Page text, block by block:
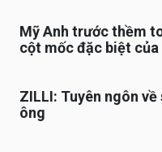
Mỹ Anh trước thềm
cột mốc đặc biệt
ZILLI: Tuyên ngôn
ông